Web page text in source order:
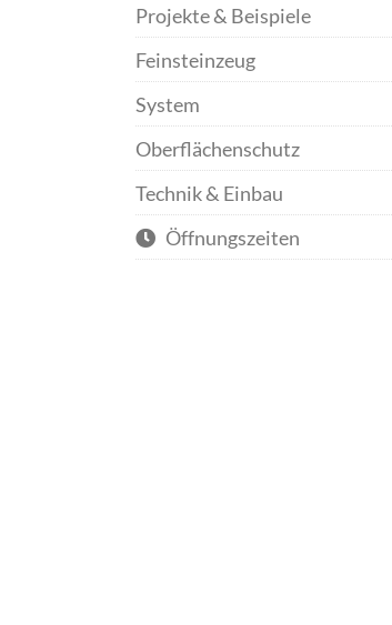
Projekte & Beispiele
Feinsteinzeug
System
Oberflächenschutz
Technik & Einbau
Öffnungszeiten